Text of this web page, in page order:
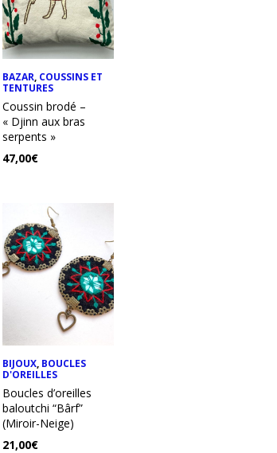
BAZAR, COUSSINS ET
TENTURES
Coussin brodé –
« Djinn aux bras
serpents »
47,00€
BIJOUX, BOUCLES
D'OREILLES
Boucles d’oreilles
baloutchi “Bârf”
(Miroir-Neige)
21,00€